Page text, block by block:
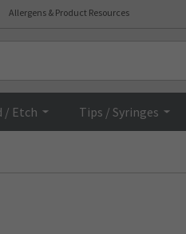
Allergens & Product Resources
/ Etch Tips / Syringes